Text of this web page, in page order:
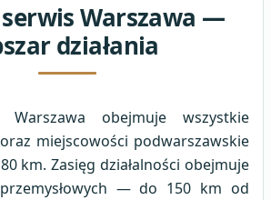
Warszawa —
działania
obejmuje wszystkie
miejscowości podwarszawskie
km. Zasięg działalności obejmuje
— do 150 km od